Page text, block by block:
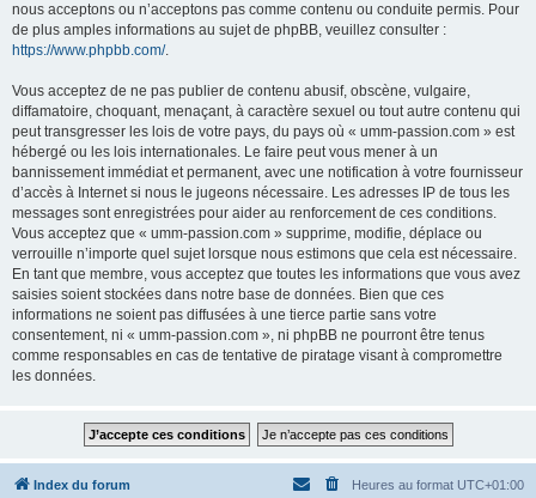
nous acceptons ou n’acceptons pas comme contenu ou conduite permis. Pour
de plus amples informations au sujet de phpBB, veuillez consulter :
https://www.phpbb.com/.
Vous acceptez de ne pas publier de contenu abusif, obscène, vulgaire,
diffamatoire, choquant, menaçant, à caractère sexuel ou tout autre contenu qui
peut transgresser les lois de votre pays, du pays où « umm-passion.com » est
hébergé ou les lois internationales. Le faire peut vous mener à un
bannissement immédiat et permanent, avec une notification à votre fournisseur
d’accès à Internet si nous le jugeons nécessaire. Les adresses IP de tous les
messages sont enregistrées pour aider au renforcement de ces conditions.
Vous acceptez que « umm-passion.com » supprime, modifie, déplace ou
verrouille n’importe quel sujet lorsque nous estimons que cela est nécessaire.
En tant que membre, vous acceptez que toutes les informations que vous avez
saisies soient stockées dans notre base de données. Bien que ces
informations ne soient pas diffusées à une tierce partie sans votre
consentement, ni « umm-passion.com », ni phpBB ne pourront être tenus
comme responsables en cas de tentative de piratage visant à compromettre
les données.
Index du forum Heures au format UTC+01:00